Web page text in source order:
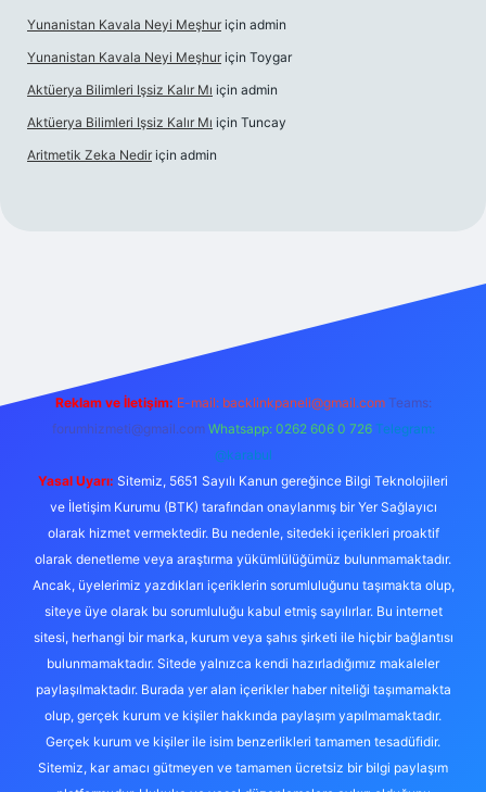
Yunanistan Kavala Neyi Meşhur için admin
Yunanistan Kavala Neyi Meşhur için Toygar
Aktüerya Bilimleri Işsiz Kalır Mı için admin
Aktüerya Bilimleri Işsiz Kalır Mı için Tuncay
Aritmetik Zeka Nedir için admin
Reklam ve İletişim: E-mail: backlinkpaneli@gmail.com Teams:
forumhizmeti@gmail.com Whatsapp: 0262 606 0 726 Telegram:
@karabul
Yasal Uyarı: Sitemiz, 5651 Sayılı Kanun gereğince Bilgi Teknolojileri
ve İletişim Kurumu (BTK) tarafından onaylanmış bir Yer Sağlayıcı
olarak hizmet vermektedir. Bu nedenle, sitedeki içerikleri proaktif
olarak denetleme veya araştırma yükümlülüğümüz bulunmamaktadır.
Ancak, üyelerimiz yazdıkları içeriklerin sorumluluğunu taşımakta olup,
siteye üye olarak bu sorumluluğu kabul etmiş sayılırlar. Bu internet
sitesi, herhangi bir marka, kurum veya şahıs şirketi ile hiçbir bağlantısı
bulunmamaktadır. Sitede yalnızca kendi hazırladığımız makaleler
paylaşılmaktadır. Burada yer alan içerikler haber niteliği taşımamakta
olup, gerçek kurum ve kişiler hakkında paylaşım yapılmamaktadır.
Gerçek kurum ve kişiler ile isim benzerlikleri tamamen tesadüfidir.
Sitemiz, kar amacı gütmeyen ve tamamen ücretsiz bir bilgi paylaşım